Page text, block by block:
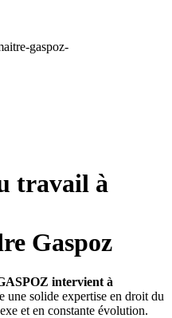
travail à
Gaspoz
intervient à
une solide expertise en droit du
et en constante évolution.